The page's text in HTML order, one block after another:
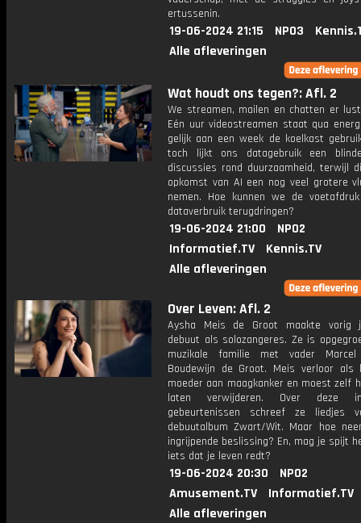
ertussenin.
19-06-2024 21:15 NPO3
Alle afleveringen
Wat houdt ons tegen?: Afl. 2
We streamen, mailen en chatten er
Eén uur videostreamen staat qua
gelijk aan een week de koelkast
toch lijkt ons datagebruik een
discussies rond duurzaamheid, terwijl
opkomst van AI een nog veel grotere
nemen. Hoe kunnen we de
dataverbruik terugdringen?
19-06-2024 21:00
NPO2
Informatief.TV
Kennis.TV
Alle afleveringen
Over Leven: Afl. 2
Aysha Meis de Groot maakte vorig
debuut als solozangeres. Ze is
muzikale familie met vader
Boudewijn de Groot. Meis verloor als
moeder aan maagkanker en moest zelf
laten verwijderen. Over deze
gebeurtenissen schreef ze liedjes
debuutalbum Zwart/Wit. Maar hoe
ingrijpende beslissing? En, mag je spijt
iets dat je leven redt?
19-06-2024 20:30
NPO2
Amusement.TV
Informatief.TV
Alle afleveringen